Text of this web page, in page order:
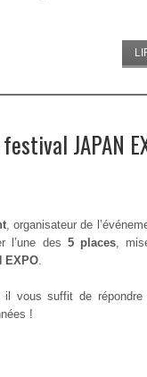
JAPAN
, organisateur de
l’une des 5 places,
EXPO.
il vous suffit de
!